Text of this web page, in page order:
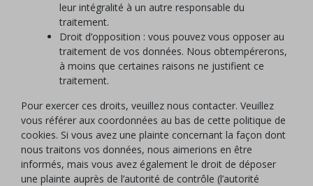
leur intégralité à un autre responsable du
traitement.
Droit d’opposition : vous pouvez vous opposer au
traitement de vos données. Nous obtempérerons,
à moins que certaines raisons ne justifient ce
traitement.
Pour exercer ces droits, veuillez nous contacter. Veuillez
vous référer aux coordonnées au bas de cette politique de
cookies. Si vous avez une plainte concernant la façon dont
nous traitons vos données, nous aimerions en être
informés, mais vous avez également le droit de déposer
une plainte auprès de l’autorité de contrôle (l’autorité